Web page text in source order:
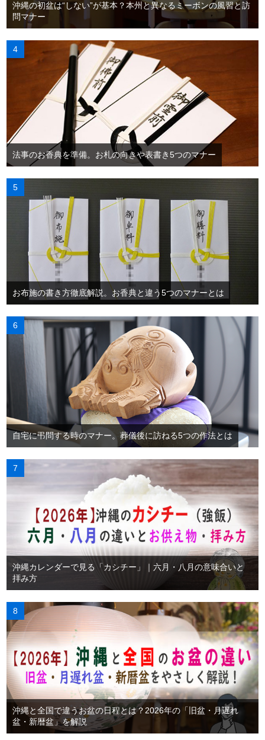
沖縄の初盆は“しない”が基本？本州と異なるミーボンの風習と訪
問マナー
法事のお香典を準備。お札の向きや表書き5つのマナー
お布施の書き方徹底解説。お香典と違う5つのマナーとは
自宅に弔問する時のマナー。葬儀後に訪ねる5つの作法とは
沖縄カレンダーで見る「カシチー」｜六月・八月の意味合いと
拝み方
沖縄と全国で違うお盆の日程とは？2026年の「旧盆・月遅れ
盆・新暦盆」を解説